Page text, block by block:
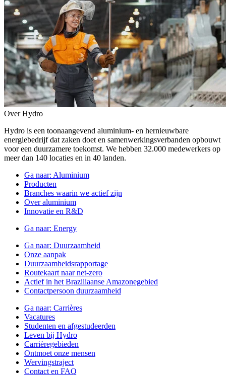
Over Hydro
Hydro is een toonaangevend aluminium- en hernieuwbare
energiebedrijf dat zaken doet en samenwerkingsverbanden opbouwt
voor een duurzamere toekomst. We hebben 32.000 medewerkers op
meer dan 140 locaties en in 40 landen.
Ga naar: Aluminium
Producten
Branches waarin we actief zijn
Over aluminium
Innovatie en R&D
Ga naar: Energy
Ga naar: Duurzaamheid
Onze aanpak
Duurzaamheidsrapportage
Routekaart naar net-zero
Actief in het Braziliaanse Amazonegebied
Contactpersoon duurzaamheid
Ga naar: Carrières
Vacatures
Studenten en afgestudeerden
Leven bij Hydro
Carrièregebieden
Ontmoet onze mensen
Wervingstraject
Contact en FAQ